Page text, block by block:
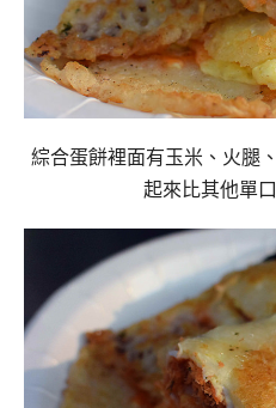
綜合蛋餅裡面有玉米、火腿
起來比其他單